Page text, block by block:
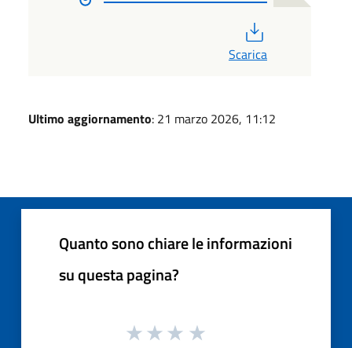
Scarica
Ultimo aggiornamento: 21 marzo 2026, 11:12
Quanto sono chiare le informazioni
su questa pagina?